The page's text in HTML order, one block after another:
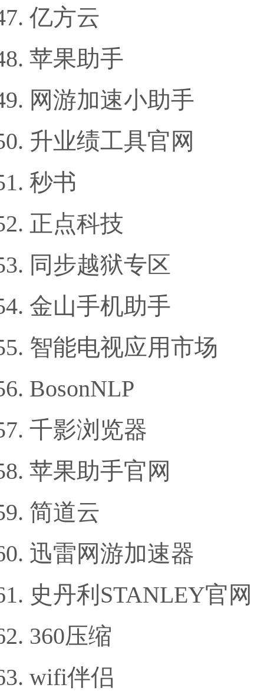
亿方云
苹果助手
网游加速小助手
升业绩工具官网
秒书
正点科技
同步越狱专区
金山手机助手
智能电视应用市场
BosonNLP
千影浏览器
苹果助手官网
简道云
迅雷网游加速器
史丹利STANLEY官网
360压缩
wifi伴侣